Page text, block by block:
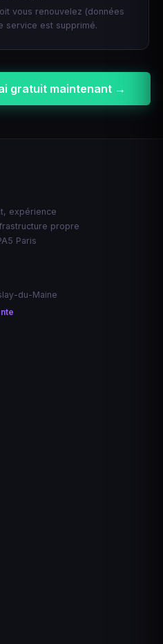
vous renouvelez (données
service est supprimé.
gratuit maintenant →
expérience
propre
Paris
du-Maine